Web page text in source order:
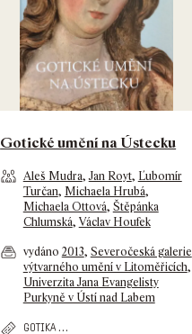
Gotické umění na Ústecku
Aleš Mudra,Jan Royt, Ľubomír
Turčan, Michaela Hrubá,
Michaela Ottová, Štěpánka
Chlumská, Václav Houfek
vydáno 2013, Severočeská galerie
výtvarného umění v Litoměřicích,
Univerzita Jana Evangelisty
Purkyně v Ústí nad Labem
gotika…